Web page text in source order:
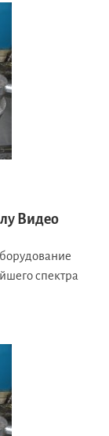
Видео
спектра